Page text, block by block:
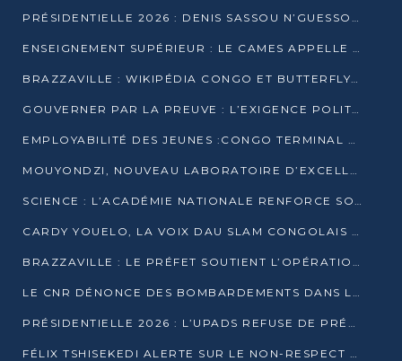
PRÉSIDENTIELLE 2026 : DENIS SASSOU N’GUESSO ANNONCE OFFICIELLEMENT SA CANDIDATURE
ENSEIGNEMENT SUPÉRIEUR : LE CAMES APPELLE À UNE UNIVERSITÉ AFRICAINE AXÉE SUR L’EMPLOYABILITÉ
BRAZZAVILLE : WIKIPÉDIA CONGO ET BUTTERFLY SCELLENT UN PARTENARIAT POUR STRUCTURER LE BÉNÉVOLAT NUMÉRIQUE
GOUVERNER PAR LA PREUVE : L’EXIGENCE POLITIQUE DU XXIᵉ SIÈCLE
EMPLOYABILITÉ DES JEUNES :CONGO TERMINAL S’ALLIE À L’ESCIC POUR RAPPROCHER L’ÉCOLE DU TERRAIN
MOUYONDZI, NOUVEAU LABORATOIRE D’EXCELLENCE PÉDAGOGIQUE AVEC L’ENFICE
SCIENCE : L’ACADÉMIE NATIONALE RENFORCE SON ÉQUIPE ET TRACE SA FEUILLE DE ROUTE 2026
CARDY YOUELO, LA VOIX DAU SLAM CONGOLAIS QUI INTERPELLE LE MONDE
BRAZZAVILLE : LE PRÉFET SOUTIENT L’OPÉRATION « ZÉRO KULUNA » ET APPELLE À LA VIGILANCE CITOYENNE
LE CNR DÉNONCE DES BOMBARDEMENTS DANS LE POOL ET ACCUSE LE GOUVERNEMENT
PRÉSIDENTIELLE 2026 : L’UPADS REFUSE DE PRÉSENTER UN CANDIDAT ET DÉNONCE UN PROCESSUS NON CRÉDIBLE
FÉLIX TSHISEKEDI ALERTE SUR LE NON-RESPECT DES ENGAGEMENTS DE PAIX APRÈS SA RENCONTRE AVEC D. SASSOU-NGUESSO